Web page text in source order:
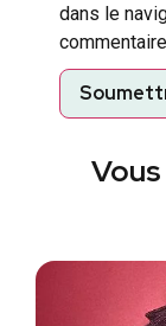
dans le